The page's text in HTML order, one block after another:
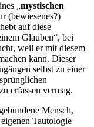
„mystischen
(bewiesenes?)
auf diese
Glauben“, bei
weil er mit diesem
kann. Dieser
selbst zu einer
erfassen vermag.
Mensch,
Tautologie